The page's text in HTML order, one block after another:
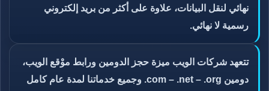
نهائي لنقل البيانات، علاوة على أكثر من بريد إلكتروني
رسمية لا نهائي.
تتعهد شركات الويب ميزة حجز الدومين ورابط موْقع الويب،
دومين com – .net – .org. وجميع خدماتنا لمدة عام كامل